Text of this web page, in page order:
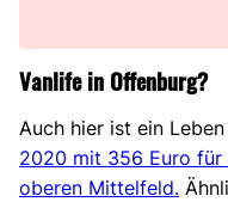
Vanlife in Offenburg?
Auch hier ist ein
2020 mit 356 Euro für
oberen Mittelfeld.